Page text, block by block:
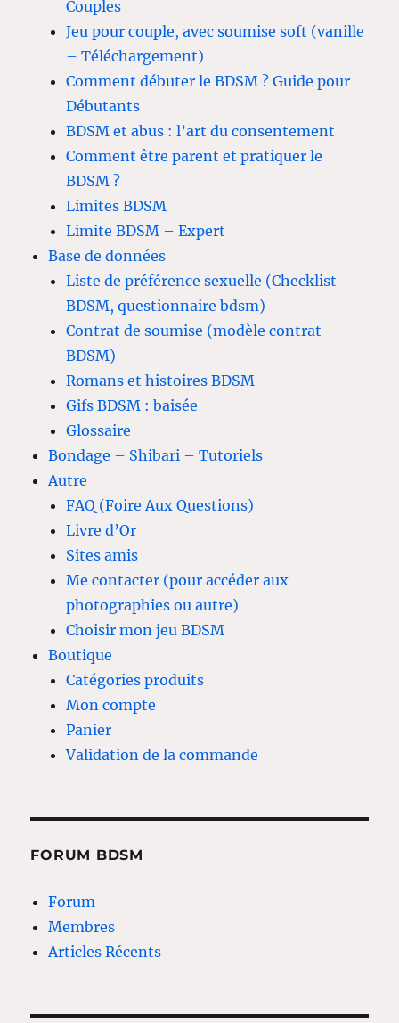
Couples
Jeu pour couple, avec soumise soft (vanille
– Téléchargement)
Comment débuter le BDSM ? Guide pour
Débutants
BDSM et abus : l’art du consentement
Comment être parent et pratiquer le
BDSM ?
Limites BDSM
Limite BDSM – Expert
Base de données
Liste de préférence sexuelle (Checklist
BDSM, questionnaire bdsm)
Contrat de soumise (modèle contrat
BDSM)
Romans et histoires BDSM
Gifs BDSM : baisée
Glossaire
Bondage – Shibari – Tutoriels
Autre
FAQ (Foire Aux Questions)
Livre d’Or
Sites amis
Me contacter (pour accéder aux
photographies ou autre)
Choisir mon jeu BDSM
Boutique
Catégories produits
Mon compte
Panier
Validation de la commande
FORUM BDSM
Forum
Membres
Articles Récents